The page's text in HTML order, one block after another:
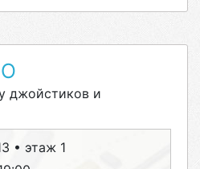
джойстиков и
• этаж 1